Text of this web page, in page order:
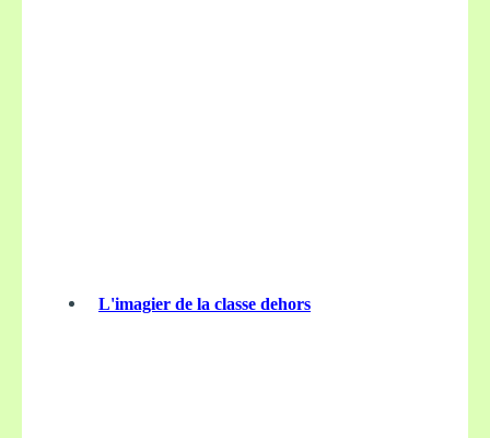
L'imagier de la classe dehors